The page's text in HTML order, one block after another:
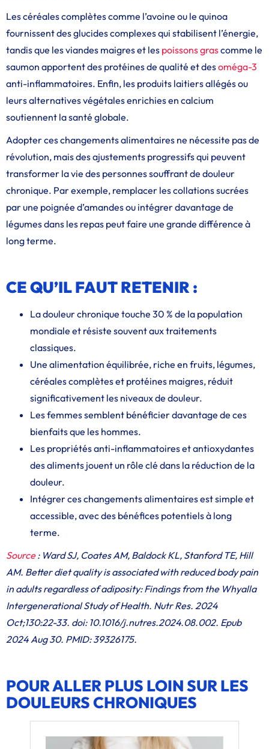
Les céréales complètes comme l’avoine ou le quinoa
fournissent des glucides complexes qui stabilisent l’énergie,
tandis que les viandes maigres et les poissons grascomme le
saumon apportent des protéines de qualité et desoméga-3
anti-inflammatoires. Enfin, les produits laitiers allégés ou
leurs alternatives végétales enrichies en calcium
soutiennent la santé globale.
Adopter ces changements alimentaires ne nécessite pas de
révolution, mais des ajustements progressifs qui peuvent
transformer la vie des personnes souffrant de douleur
chronique. Par exemple, remplacer les collations sucrées
par une poignée d’amandes ou intégrer davantage de
légumes dans les repas peut faire une grande différence à
long terme.
CE QU’IL FAUT RETENIR :
La douleur chronique touche 30 % de la population
mondiale et résiste souvent aux traitements
classiques.
Une alimentation équilibrée, riche en fruits, légumes,
céréales complètes et protéines maigres, réduit
significativement les niveaux de douleur.
Les femmes semblent bénéficier davantage de ces
bienfaits que les hommes.
Les propriétés anti-inflammatoires et antioxydantes
des aliments jouent un rôle clé dans la réduction de la
douleur.
Intégrer ces changements alimentaires est simple et
accessible, avec des bénéfices potentiels à long
terme.
Source: Ward SJ, Coates AM, Baldock KL, Stanford TE, Hill
AM. Better diet quality is associated with reduced body pain
in adults regardless of adiposity: Findings from the Whyalla
Intergenerational Study of Health. Nutr Res. 2024
Oct;130:22-33. doi: 10.1016/j.nutres.2024.08.002. Epub
2024 Aug 30. PMID: 39326175.
POUR ALLER PLUS LOIN SUR LES
DOULEURS CHRONIQUES